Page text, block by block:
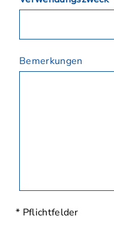
Bemerkungen
* Pflichtfelder